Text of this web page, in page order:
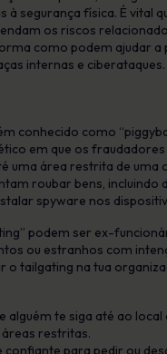
à segurança física. É vital
os riscos
como podem ajudar
internas e ciberataques.
conhecido como
em que os fraudadores
uma área restrita de uma
roubar bens, incluindo
spyware nos
podem ser ex-
ou estranhos com
o tailgating na tua
alguém te siga até ao
restritas.
confiante para pedir ou